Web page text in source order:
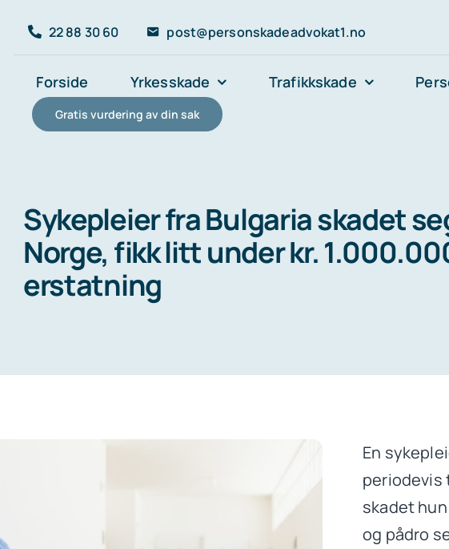
22 88 30 60 post@personskadeadvokat1.no
Forside Yrkesskade Trafikkskade
Gratis vurdering av din sak
Sykepleier fra Bulgaria skadet
Norge, fikk litt under kr.
erstatning
En
periodevis
skadet
og pådro